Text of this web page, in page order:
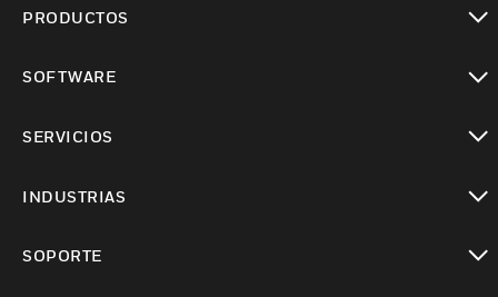
PRODUCTOS
SOFTWARE
SERVICIOS
INDUSTRIAS
SOPORTE